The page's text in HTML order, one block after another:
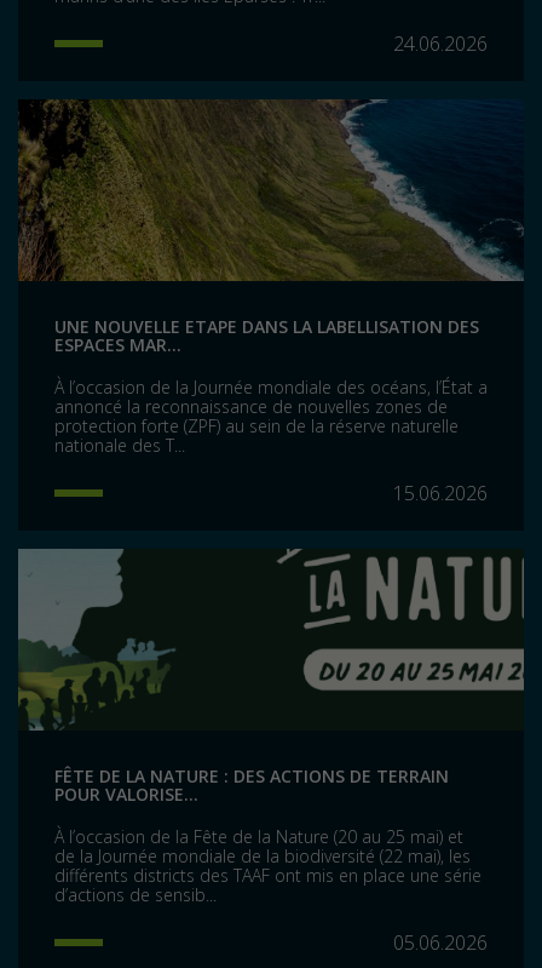
24.06.2026
UNE NOUVELLE ETAPE DANS LA LABELLISATION DES
ESPACES MAR...
À l’occasion de la Journée mondiale des océans, l’État a
annoncé la reconnaissance de nouvelles zones de
protection forte (ZPF) au sein de la réserve naturelle
nationale des T...
15.06.2026
FÊTE DE LA NATURE : DES ACTIONS DE TERRAIN
POUR VALORISE...
À l’occasion de la Fête de la Nature (20 au 25 mai) et
de la Journée mondiale de la biodiversité (22 mai), les
différents districts des TAAF ont mis en place une série
d’actions de sensib...
05.06.2026